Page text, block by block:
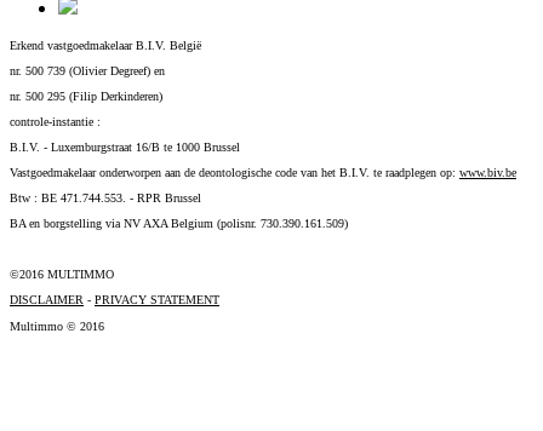
Erkend vastgoedmakelaar B.I.V. België
nr. 500 739 (Olivier Degreef) en
nr. 500 295 (Filip Derkinderen)
controle-instantie :
B.I.V. - Luxemburgstraat 16/B te 1000 Brussel
Vastgoedmakelaar onderworpen aan de deontologische code van het B.I.V. te raadplegen op: www.biv.be
Btw : BE 471.744.553. - RPR Brussel
BA en borgstelling via NV AXA Belgium (polisnr. 730.390.161.509)
©2016 MULTIMMO
DISCLAIMER - PRIVACY STATEMENT
Multimmo © 2016